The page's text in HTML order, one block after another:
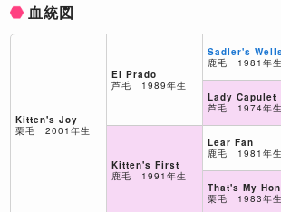
血統図
Kitten's Joy
栗毛 2001年生
El Prado
芦毛 1989年生
Kitten's First
鹿毛 1991年生
Sadler's
鹿毛 1981年生
Lady Capulet
芦毛 1974年生
Lear Fan
鹿毛 1981年生
That's My Hon
栗毛 1983年生